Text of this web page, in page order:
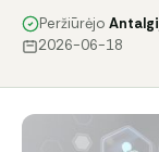
Peržiūrėjo
2026-06-18